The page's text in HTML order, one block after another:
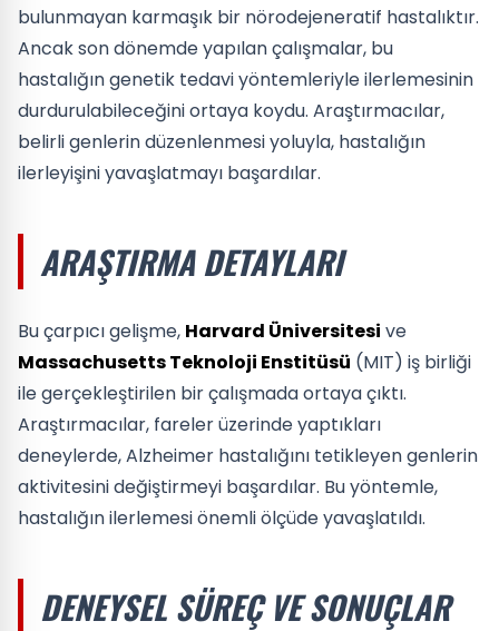
bulunmayan karmaşık bir nörodejeneratif hastalıktır.
Ancak son dönemde yapılan çalışmalar, bu
hastalığın genetik tedavi yöntemleriyle ilerlemesinin
durdurulabileceğini ortaya koydu. Araştırmacılar,
belirli genlerin düzenlenmesi yoluyla, hastalığın
ilerleyişini yavaşlatmayı başardılar.
ARAŞTIRMA DETAYLARI
Bu çarpıcı gelişme, Harvard Üniversitesi ve
Massachusetts Teknoloji Enstitüsü (MIT) iş birliği
ile gerçekleştirilen bir çalışmada ortaya çıktı.
Araştırmacılar, fareler üzerinde yaptıkları
deneylerde, Alzheimer hastalığını tetikleyen genlerin
aktivitesini değiştirmeyi başardılar. Bu yöntemle,
hastalığın ilerlemesi önemli ölçüde yavaşlatıldı.
DENEYSEL SÜREÇ VE SONUÇLAR